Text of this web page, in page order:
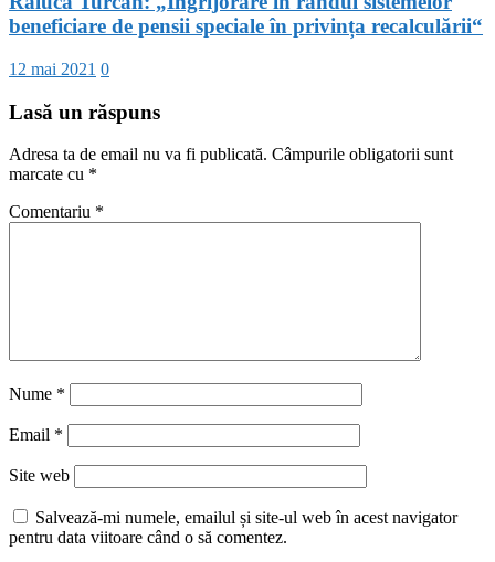
beneficiare de pensii speciale în privința recalculării“
12 mai 2021 0
Lasă un răspuns
Adresa ta de email nu va fi publicată. Câmpurile obligatorii sunt
marcate cu *
Comentariu *
Nume *
Email *
Site web
Salvează-mi numele, emailul și site-ul web în acest navigator
pentru data viitoare când o să comentez.